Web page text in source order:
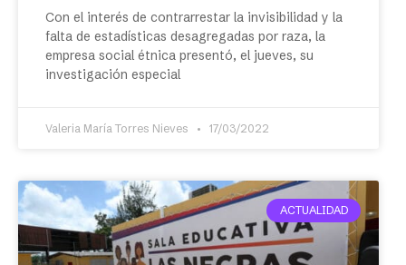
Con el interés de contrarrestar la invisibilidad y la
falta de estadísticas desagregadas por raza, la
empresa social étnica presentó, el jueves, su
investigación especial
Valeria María Torres Nieves 17/03/2022
ACTUALIDAD